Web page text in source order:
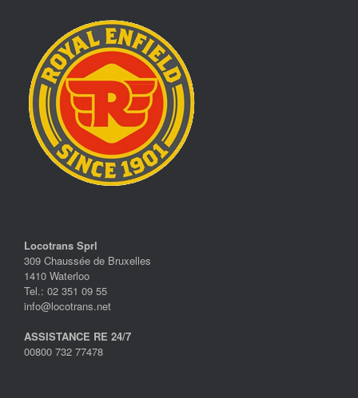
Locotrans Sprl
309 Chaussée de Bruxelles
1410 Waterloo
Tel.: 02 351 09 55
info@locotrans.net
ASSISTANCE RE 24/7
00800 732 77478